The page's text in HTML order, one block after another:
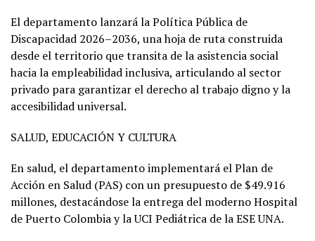
El departamento lanzará la Política Pública de
Discapacidad 2026–2036, una hoja de ruta construida
desde el territorio que transita de la asistencia social
hacia la empleabilidad inclusiva, articulando al sector
privado para garantizar el derecho al trabajo digno y la
accesibilidad universal.
SALUD, EDUCACIÓN Y CULTURA
En salud, el departamento implementará el Plan de
Acción en Salud (PAS) con un presupuesto de $49.916
millones, destacándose la entrega del moderno Hospital
de Puerto Colombia y la UCI Pediátrica de la ESE UNA.